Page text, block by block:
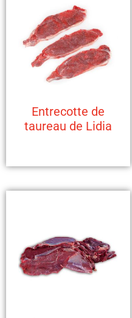
Entrecotte de
taureau de Lidia